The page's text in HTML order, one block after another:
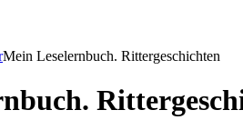
Mein Leselernbuch. Rittergeschichten